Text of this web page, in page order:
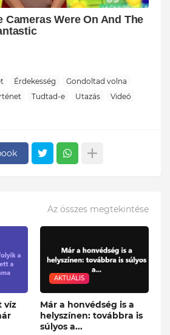
Érdekesség
Gondoltad volna
Tudtad-e Utazás
Videó
Az összes megtekintése
víz
AKTUÁLIS
Már a honvédség is a
helyszínen: továbbra is
súlyos a...